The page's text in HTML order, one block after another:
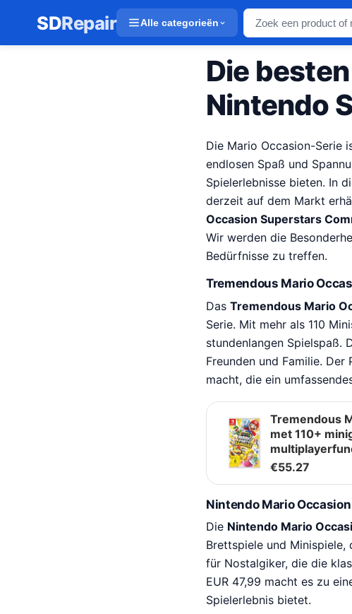
SDRepair Alle categorieën
Die
Nintendo
Die Mario Occasion-Serie
endlosen Spaß und
Spielerlebnisse bieten. In
derzeit auf dem Markt
Occasion Superstars
Wir werden die
Bedürfnisse zu treffen.
Tremendous Mario
Das Tremendous Mario
Serie. Mit mehr als 110
stundenlangen Spielspaß.
Freunden und Familie.
macht, die ein
Tremendous
met 110+
€55.27
Nintendo Mario
Die Nintendo Mario
Brettspiele und
für Nostalgiker, die die
EUR 47,99 macht es zu
Spielerlebnis bietet.